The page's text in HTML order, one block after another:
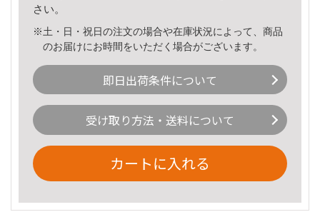
さい。
※土・日・祝日の注文の場合や在庫状況によって、商品
のお届けにお時間をいただく場合がございます。
即日出荷条件について
受け取り方法・送料について
カートに入れる